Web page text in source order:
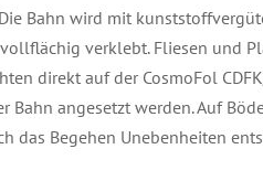
Bahn wird mit
verklebt. Fliesen und
direkt auf der CosmoFol
Bahn angesetzt werden. Auf
das Begehen Unebenheiten